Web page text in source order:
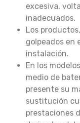
excesiva,
inadecuados.
Los
golpeados en
instalación.
En los
medio de
presente su
sustitución
prestaciones